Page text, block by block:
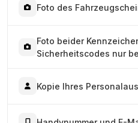
Foto des
Foto beider
Sicherheitscodes nur
Kopie Ihres